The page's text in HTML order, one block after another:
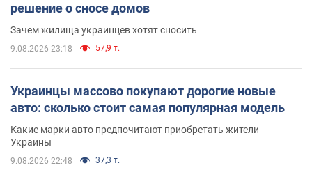
решение о сносе домов
Зачем жилища украинцев хотят сносить
9.08.2026 23:18 57,9 т.
Украинцы массово покупают дорогие новые
авто: сколько стоит самая популярная модель
Какие марки авто предпочитают приобретать жители
Украины
9.08.2026 22:48 37,3 т.